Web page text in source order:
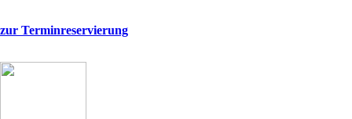
zur Terminreservierung